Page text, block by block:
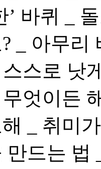
’ 바퀴 _
_ 아무리
스로 낫
엇이든
_ 취미
만드는 법